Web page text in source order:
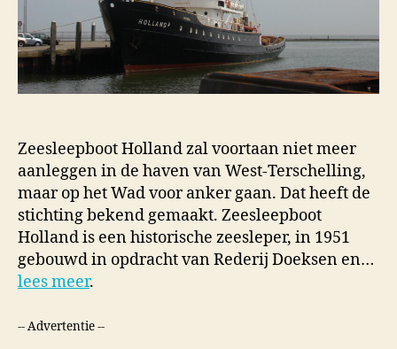
Zeesleepboot Holland zal voortaan niet meer
aanleggen in de haven van West-Terschelling,
maar op het Wad voor anker gaan. Dat heeft de
stichting bekend gemaakt. Zeesleepboot
Holland is een historische zeesleper, in 1951
gebouwd in opdracht van Rederij Doeksen en…
lees meer.
-- Advertentie --